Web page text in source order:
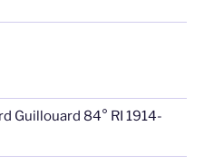
Guillouard 84° RI 1914-